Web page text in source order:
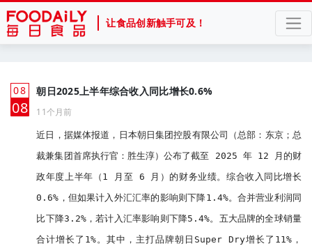
让食品创新触手可及！
08
月
08
朝日2025上半年综合收入同比增长0.6%
11个月前
近日，据媒体报道，日本朝日集团控股有限公司（总部：东京；总
裁兼集团首席执行官：胜生淳）公布了截至 2025 年 12 月的财
政年度上半年（1 月至 6 月）的财务业绩。综合收入同比增长
0.6%，但如果计入外汇汇率的影响则下降1.4%。合并营业利润同
比下降3.2%，若计入汇率影响则下降5.4%。五大品牌的全球销量
合计增长了1%。其中，主打品牌朝日Super Dry增长了11%，